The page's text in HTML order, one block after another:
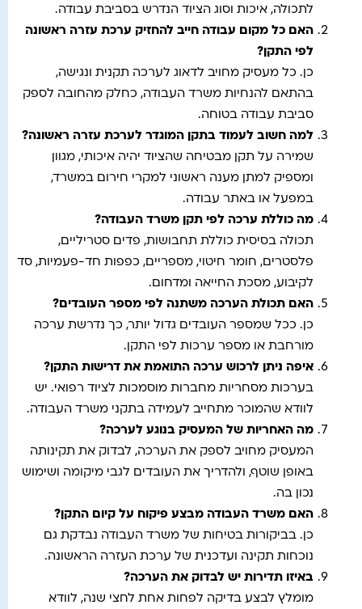
לתכולה, איכות וסוג הציוד הנדרש בסביבת עבודה.
האם כל מקום עבודה חייב להחזיק ערכת עזרה ראשונה
לפי התקן?
כן. כל מעסיק מחויב לדאוג לערכה תקנית ונגישה,
בהתאם להנחיות משרד העבודה, כחלק מהחובה לספק
סביבת עבודה בטוחה.
למה חשוב לעמוד בתקן המוגדר לערכת עזרה ראשונה?
שמירה על תקן מבטיחה שהציוד יהיה איכותי, מגוון
ומספיק למתן מענה ראשוני למקרי חירום במשרד,
במפעל או באתר עבודה.
מה כוללת ערכה לפי תקן משרד העבודה?
תכולה בסיסית כוללת תחבושות, פדים סטריליים,
פלסטרים, חומר חיטוי, מספריים, כפפות חד-פעמיות, סד
לקיבוע, מסכת החייאה ומדחום.
האם תכולת הערכה משתנה לפי מספר העובדים?
כן. ככל שמספר העובדים גדול יותר, כך נדרשת ערכה
מורחבת או מספר ערכות לפי התקן.
איפה ניתן לרכוש ערכה התואמת את דרישות התקן?
בערכות מסחריות מחברות מוסמכות לציוד רפואי. יש
לוודא שהמוכר מתחייב לעמידה בתקני משרד העבודה.
מה האחריות של המעסיק בנוגע לערכה?
המעסיק מחויב לספק את הערכה, לבדוק את תקינותה
באופן שוטף, ולהדריך את העובדים לגבי מיקומה ושימוש
נכון בה.
האם משרד העבודה מבצע פיקוח על קיום התקן?
כן. בביקורות בטיחות של משרד העבודה נבדקת גם
נוכחות תקינה ועדכנית של ערכת העזרה הראשונה.
באיזו תדירות יש לבדוק את הערכה?
מומלץ לבצע בדיקה לפחות אחת לחצי שנה, לוודא